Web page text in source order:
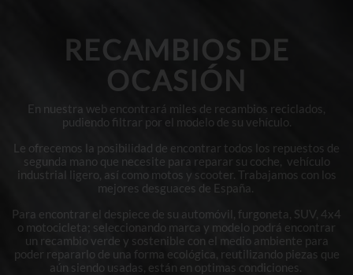
RECAMBIOS DE
OCASIÓN
En nuestra web encontrará miles de recambios reciclados,
pudiendo filtrar por el modelo de su vehículo.
Le ofrecemos la posibilidad de encontrar todos los repuestos de
segunda mano que necesite para reparar su coche, vehículo
industrial ligero, así como motos y scooter. Trabajamos con los
mejores desguaces de España.
Para encontrar el despiece de su automóvil, furgoneta, SUV, 4x4
o motocicleta; seleccionando marca y modelo podrá encontrar
un recambio verde y sostenible con el medio ambiente para
poder repararlo de una forma ecológica, reutilizando piezas que
aún siendo usadas, están en optimas condiciones.